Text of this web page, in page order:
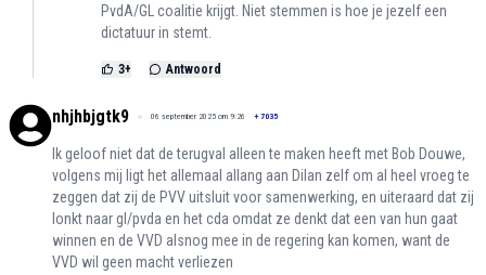
PvdA/GL coalitie krijgt. Niet stemmen is hoe je jezelf een
dictatuur in stemt.
3+ Antwoord
nhjhbjgtk9 06 september 2025 om 9:26 + 7035
Ik geloof niet dat de terugval alleen te maken heeft met Bob Douwe,
volgens mij ligt het allemaal allang aan Dilan zelf om al heel vroeg te
zeggen dat zij de PVV uitsluit voor samenwerking, en uiteraard dat zij
lonkt naar gl/pvda en het cda omdat ze denkt dat een van hun gaat
winnen en de VVD alsnog mee in de regering kan komen, want de
VVD wil geen macht verliezen